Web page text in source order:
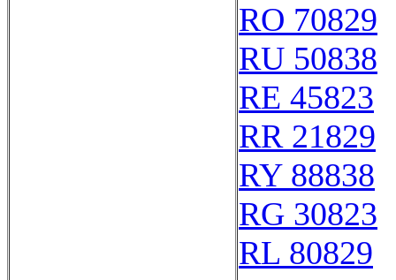
RO 70829
RU 50838
RE 45823
RR 21829
RY 88838
RG 30823
RL 80829